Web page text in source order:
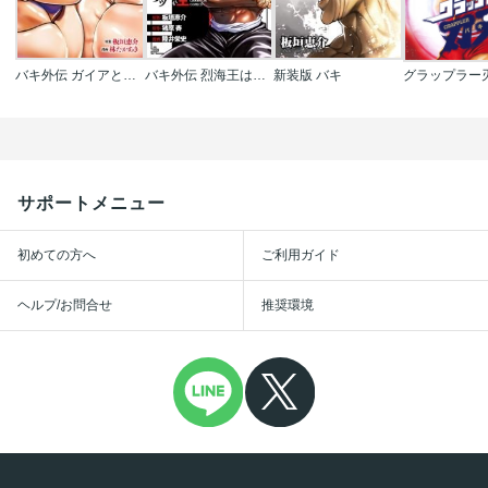
バキ外伝 ガイアとシコルスキー ～ときどきノムラ 二人だけど三人暮らし～ バキ外伝 烈海王は異世界転生しても一向にかまわんッッ 新装版 バキ グラップラー
サポートメニュー
初めての方へ ご利用ガイド
ヘルプ/お問合せ 推奨環境